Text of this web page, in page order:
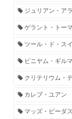
ジュリアン・ア
ゲラント・トー
ツール・ド・ス
ビニヤム・ギル
クリテリウム・
カレブ・ユアン
マッズ・ピーダ